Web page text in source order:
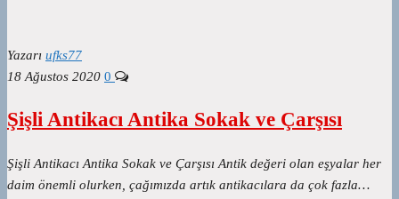
Yazarı ufks77
18 Ağustos 2020 0
Şişli Antikacı Antika Sokak ve Çarşısı
Şişli Antikacı Antika Sokak ve Çarşısı Antik değeri olan eşyalar her
daim önemli olurken, çağımızda artık antikacılara da çok fazla…